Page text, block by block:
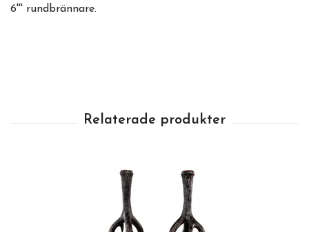
6''' rundbrännare.